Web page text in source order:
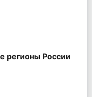
регионы России